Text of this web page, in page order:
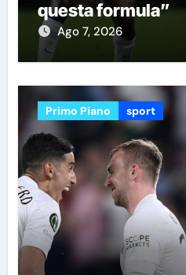
questa formula”
Ago 7, 2026
Primo Piano sport